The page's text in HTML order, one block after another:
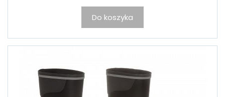
Do koszyka